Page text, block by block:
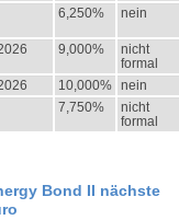
6,250% nein
9,000%
nicht
formal
10,000% nein
7,750%
nicht
formal
Bond II nächste